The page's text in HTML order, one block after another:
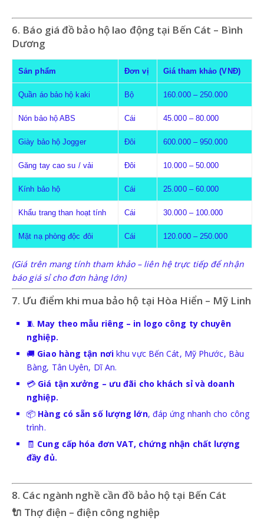
6. Báo giá đồ bảo hộ lao động tại Bến Cát – Bình
Dương
Sản phẩm Đơn vị Giá tham khảo (VNĐ)
Quần áo bảo hộ kaki Bộ 160.000 – 250.000
Nón bảo hộ ABS Cái 45.000 – 80.000
Giày bảo hộ Jogger Đôi 600.000 – 950.000
Găng tay cao su / vải Đôi 10.000 – 50.000
Kính bảo hộ Cái 25.000 – 60.000
Khẩu trang than hoạt tính Cái 30.000 – 100.000
Mặt nạ phòng độc đôi Cái 120.000 – 250.000
(Giá trên mang tính tham khảo – liên hệ trực tiếp để nhận
báo giá sỉ cho đơn hàng lớn)
7. Ưu điểm khi mua bảo hộ tại Hòa Hiển – Mỹ Linh
🧵 May theo mẫu riêng – in logo công ty chuyên
nghiệp.
🚚 Giao hàng tận nơikhu vực Bến Cát, Mỹ Phước, Bàu
Bàng, Tân Uyên, Dĩ An.
💳 Giá tận xưởng – ưu đãi cho khách sỉ và doanh
nghiệp.
📦 Hàng có sẵn số lượng lớn, đáp ứng nhanh cho công
trình.
🧾 Cung cấp hóa đơn VAT, chứng nhận chất lượng
đầy đủ.
8. Các ngành nghề cần đồ bảo hộ tại Bến Cát
🔌 Thợ điện – điện công nghiệp